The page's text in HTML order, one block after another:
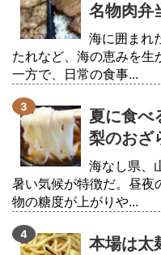
名物肉弁
海に囲まれ
たれなど、海の恵みを生
一方で、日常の食事...
夏に食
梨のおざ
海なし県、
暑い気候が特徴だ。昼夜
物の糖度が上がりや...
本場は太